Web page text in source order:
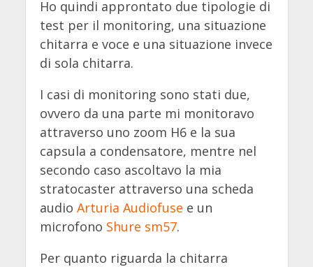
Ho quindi approntato due tipologie di
test per il monitoring, una situazione
chitarra e voce e una situazione invece
di sola chitarra.
I casi di monitoring sono stati due,
ovvero da una parte mi monitoravo
attraverso uno zoom H6 e la sua
capsula a condensatore, mentre nel
secondo caso ascoltavo la mia
stratocaster attraverso una scheda
audio Arturia Audiofuse e un
microfono Shure sm57.
Per quanto riguarda la chitarra